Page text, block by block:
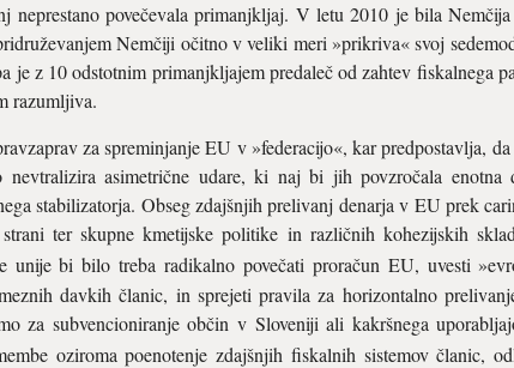
neprestano povečevala primanjkljaj. V letu 2010 je bila
Nemčiji očitno v veliki meri »prikriva« svoj
je z 10 odstotnim primanjkljajem predaleč od zahtev fiskalnega
razumljiva.
za spreminjanje EU v »federacijo«, kar predpostavlja,
asimetrične udare, ki naj bi jih povzročala enotna
stabilizatorja. Obseg zdajšnjih prelivanj denarja v EU prek
ter skupne kmetijske politike in različnih kohezijskih
unije bi bilo treba radikalno povečati proračun EU, uvesti
davkih članic, in sprejeti pravila za horizontalno
za subvencioniranje občin v Sloveniji ali kakršnega
oziroma poenotenje zdajšnjih fiskalnih sistemov članic,